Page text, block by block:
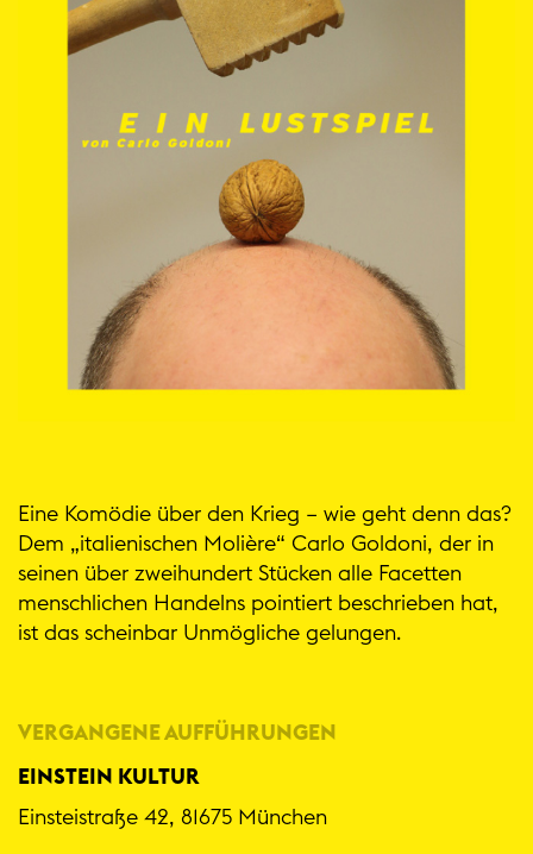
Eine Komödie über den Krieg – wie geht denn das?
Dem „italienischen Molière“ Carlo Goldoni, der in
seinen über zweihundert Stücken alle Facetten
menschlichen Handelns pointiert beschrieben hat,
ist das scheinbar Unmögliche gelungen.
VERGANGENE AUFFÜHRUNGEN
EINSTEIN KULTUR
Einsteistraße 42, 81675 München